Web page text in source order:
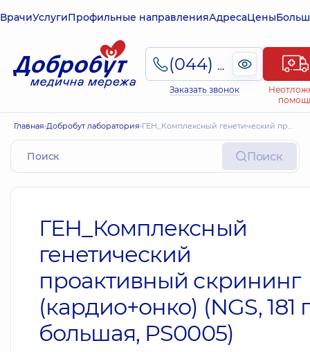
ВрачиУслугиПрофильные направленияАдресаЦены
(044) 495-2-888
Заказать звонок
Главная Добробут лаборатория ГЕН_Комплексный генетический проактивный скрининг (кардио+онко) (NGS, 181 ген, большая, PS0005)
Поиск
ГЕН_Комплексный
генетический
проактивный скрининг
(кардио+онко) (NGS, 181
большая, PS0005)